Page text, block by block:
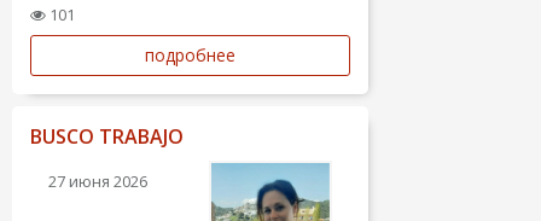
Мы создаем как эксклюзивные, так и
бюджетные интерьеры. Имеем опыт
работы не только в Латвии, но и за
границей (Англия, Испания, Россия).
101
подробнее
BUSCO TRABAJO
27 июня 2026